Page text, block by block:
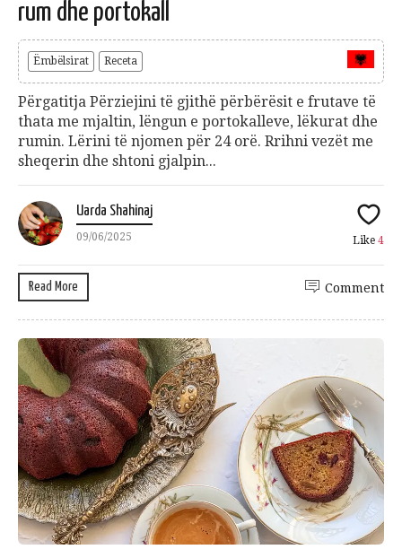
rum dhe portokall
Ëmbëlsirat Receta
Përgatitja Përziejini të gjithë përbërësit e frutave të
thata me mjaltin, lëngun e portokalleve, lëkurat dhe
rumin. Lërini të njomen për 24 orë. Rrihni vezët me
sheqerin dhe shtoni gjalpin...
Uarda Shahinaj
09/06/2025 Like 4
Read More Comment